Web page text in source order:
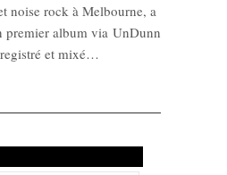
noise rock à Melbourne, a
premier album via UnDunn
et mixé…